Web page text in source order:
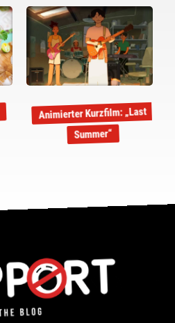
Animierter Kurzfilm: „Last
Summer“